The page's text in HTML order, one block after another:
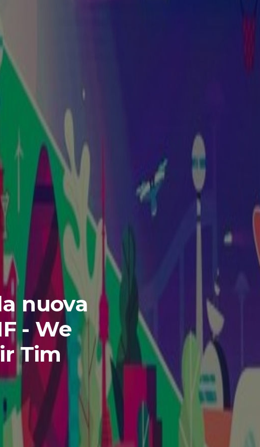
nuova
- We
Tim